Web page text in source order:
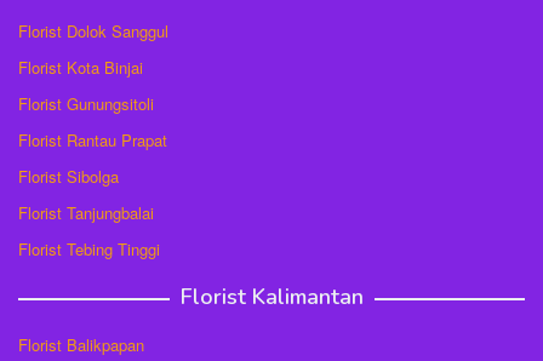
Florist Dolok Sanggul
Florist Kota Binjai
Florist Gunungsitoli
Florist Rantau Prapat
Florist Sibolga
Florist Tanjungbalai
Florist Tebing Tinggi
Florist Kalimantan
Florist Balikpapan